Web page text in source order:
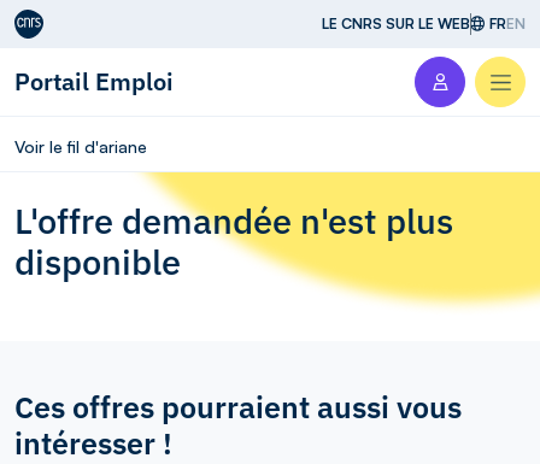
Aller au contenu LE CNRS SUR LE WEB FREN
Portail Emploi
Voir le fil d'ariane
L'offre demandée n'est plus
disponible
Ces offres pourraient aussi vous
intéresser !